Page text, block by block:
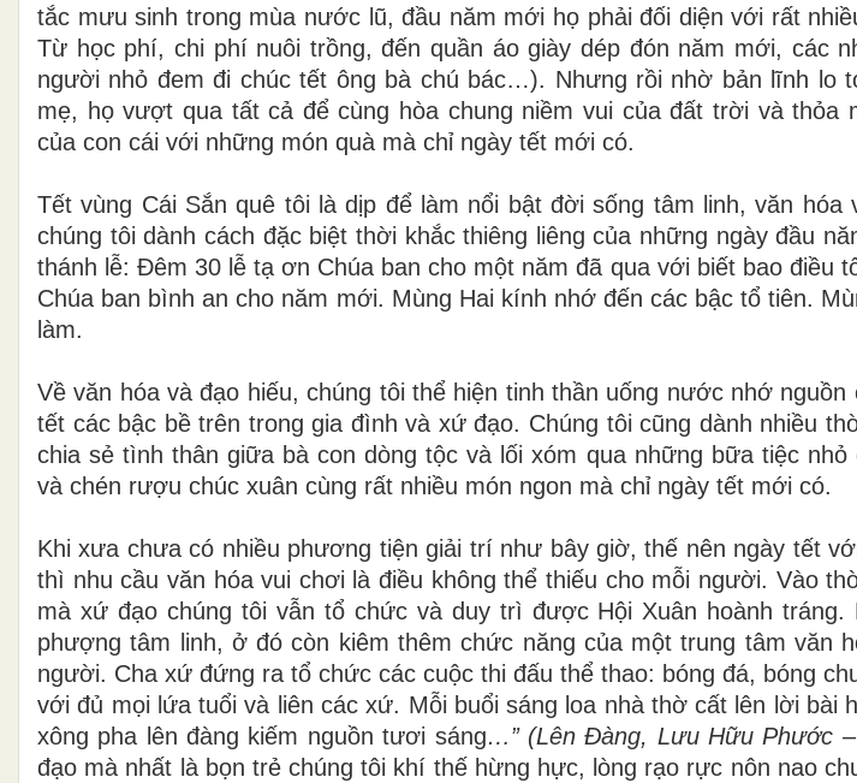
tắc mưu sinh trong mùa nước lũ, đầu năm mới họ phải đối diện với rất
Từ học phí, chi phí nuôi trồng, đến quần áo giày dép đón năm mới, các
người nhỏ đem đi chúc tết ông bà chú bác…). Nhưng rồi nhờ bản lĩnh lo
mẹ, họ vượt qua tất cả để cùng hòa chung niềm vui của đất trời và thỏa
của con cái với những món quà mà chỉ ngày tết mới có.
Tết vùng Cái Sắn quê tôi là dịp để làm nổi bật đời sống tâm linh, văn hóa
chúng tôi dành cách đặc biệt thời khắc thiêng liêng của những ngày đầu
thánh lễ: Đêm 30 lễ tạ ơn Chúa ban cho một năm đã qua với biết bao điều
Chúa ban bình an cho năm mới. Mùng Hai kính nhớ đến các bậc tổ tiên.
làm.
Về văn hóa và đạo hiếu, chúng tôi thể hiện tinh thần uống nước nhớ
tết các bậc bề trên trong gia đình và xứ đạo. Chúng tôi cũng dành nhiều
chia sẻ tình thân giữa bà con dòng tộc và lối xóm qua những bữa tiệc
và chén rượu chúc xuân cùng rất nhiều món ngon mà chỉ ngày tết mới có.
Khi xưa chưa có nhiều phương tiện giải trí như bây giờ, thế nên ngày tết
thì nhu cầu văn hóa vui chơi là điều không thể thiếu cho mỗi người. Vào
mà xứ đạo chúng tôi vẫn tổ chức và duy trì được Hội Xuân hoành
phượng tâm linh, ở đó còn kiêm thêm chức năng của một trung tâm văn
người. Cha xứ đứng ra tổ chức các cuộc thi đấu thể thao: bóng đá, bóng
với đủ mọi lứa tuổi và liên các xứ. Mỗi buổi sáng loa nhà thờ cất lên lời bài
xông pha lên đàng kiếm nguồn tươi sáng…” (Lên Đàng, Lưu Hữu Phước
đạo mà nhất là bọn trẻ chúng tôi khí thế hừng hực, lòng rạo rực nôn nao